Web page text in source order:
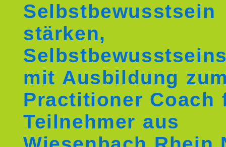
Selbstbewusstsein
stärken,
mit Ausbildung
Practitioner Coach
Teilnehmer aus